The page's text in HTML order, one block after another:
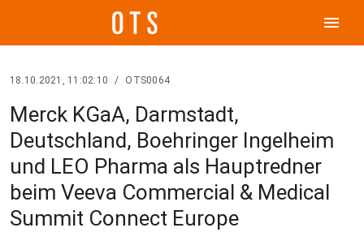
menu
18.10.2021, 11:02:10 / OTS0064
Merck KGaA, Darmstadt,
Deutschland, Boehringer Ingelheim
und LEO Pharma als Hauptredner
beim Veeva Commercial & Medical
Summit Connect Europe